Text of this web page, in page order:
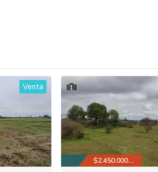
Venta 1
$2.450.000.000